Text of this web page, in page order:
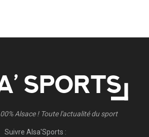
Alsace ! Toute l'actualité du sport
Suivre Alsa'Sports :